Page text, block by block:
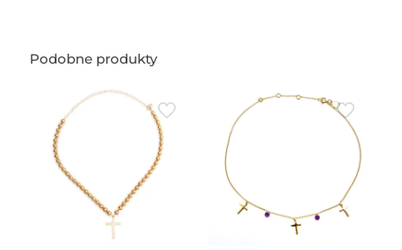
Podobne produkty